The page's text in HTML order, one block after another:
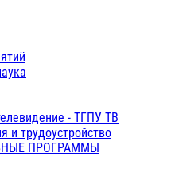
- ТГПУ ТВ
и трудоустройство
ПРОГРАММЫ